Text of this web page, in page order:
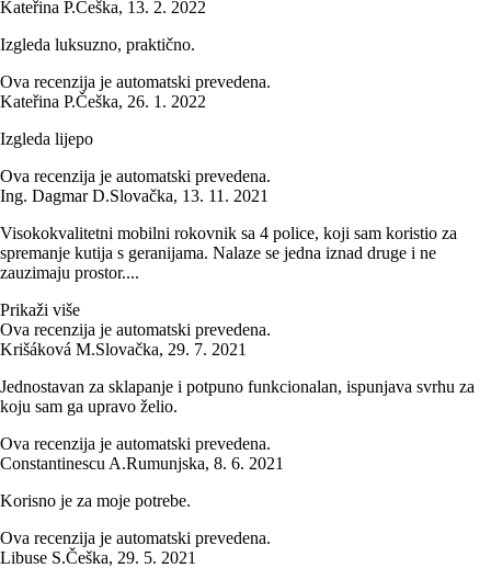
Kateřina P.Češka, 13. 2. 2022
Izgleda luksuzno, praktično.
Ova recenzija je automatski prevedena.
Kateřina P.Češka, 26. 1. 2022
Izgleda lijepo
Ova recenzija je automatski prevedena.
Ing. Dagmar D.Slovačka, 13. 11. 2021
Visokokvalitetni mobilni rokovnik sa 4 police, koji sam koristio za
spremanje kutija s geranijama. Nalaze se jedna iznad druge i ne
zauzimaju prostor....
Prikaži više
Ova recenzija je automatski prevedena.
Krišáková M.Slovačka, 29. 7. 2021
Jednostavan za sklapanje i potpuno funkcionalan, ispunjava svrhu za
koju sam ga upravo želio.
Ova recenzija je automatski prevedena.
Constantinescu A.Rumunjska, 8. 6. 2021
Korisno je za moje potrebe.
Ova recenzija je automatski prevedena.
Libuse S.Češka, 29. 5. 2021